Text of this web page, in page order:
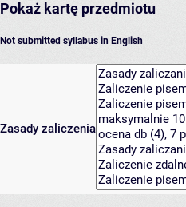
Pokaż kartę przedmiotu
Not submitted syllabus in English
Zasady zaliczenia